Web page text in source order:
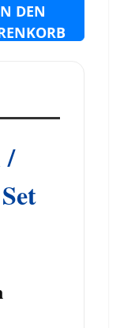
DEN
/